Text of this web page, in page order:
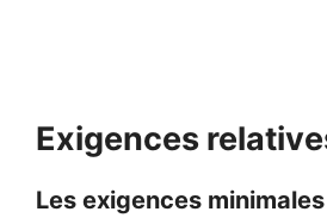
Exigences
Les exigences